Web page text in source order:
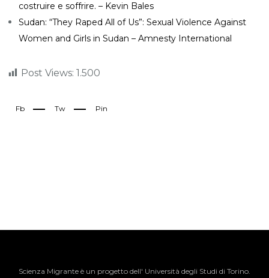
costruire e soffrire. – Kevin Bales
Sudan: “They Raped All of Us”: Sexual Violence Against
Women and Girls in Sudan – Amnesty International
Post Views: 1.500
Fb Tw Pin
Scienza Migrante è un progetto dell' Università degli Studi di Torino.